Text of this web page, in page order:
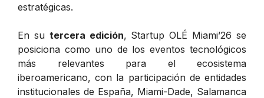
estratégicas.
En su tercera edición, Startup OLÉ Miami’26 se
posiciona como uno de los eventos tecnológicos
más relevantes para el ecosistema
iberoamericano, con la participación de entidades
institucionales de España, Miami-Dade, Salamanca